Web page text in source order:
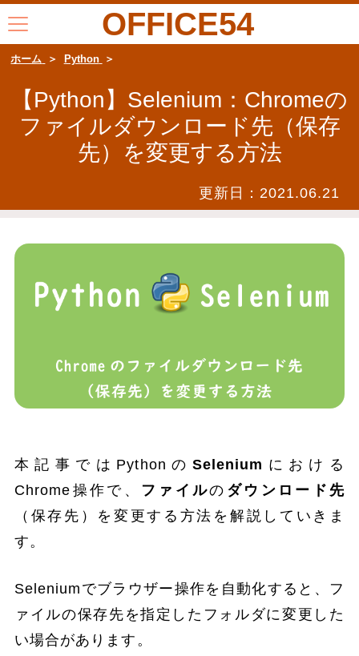
OFFICE54
ホーム Python
【Python】Selenium：Chromeの
ファイルダウンロード先（保存
先）を変更する方法
更新日： 2021.06.21
本記事ではPythonの Selenium における
Chrome操作で、 ファイルの ダウンロード先
（保存先）を変更する方法を解説していきま
す。
Seleniumでブラウザー操作を自動化すると、フ
ァイルの保存先を指定したフォルダに変更した
い場合があります。